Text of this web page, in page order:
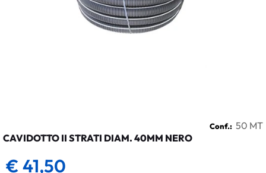
Conf.: 50 MT
CAVIDOTTO II STRATI DIAM. 40MM NERO
€ 41,50